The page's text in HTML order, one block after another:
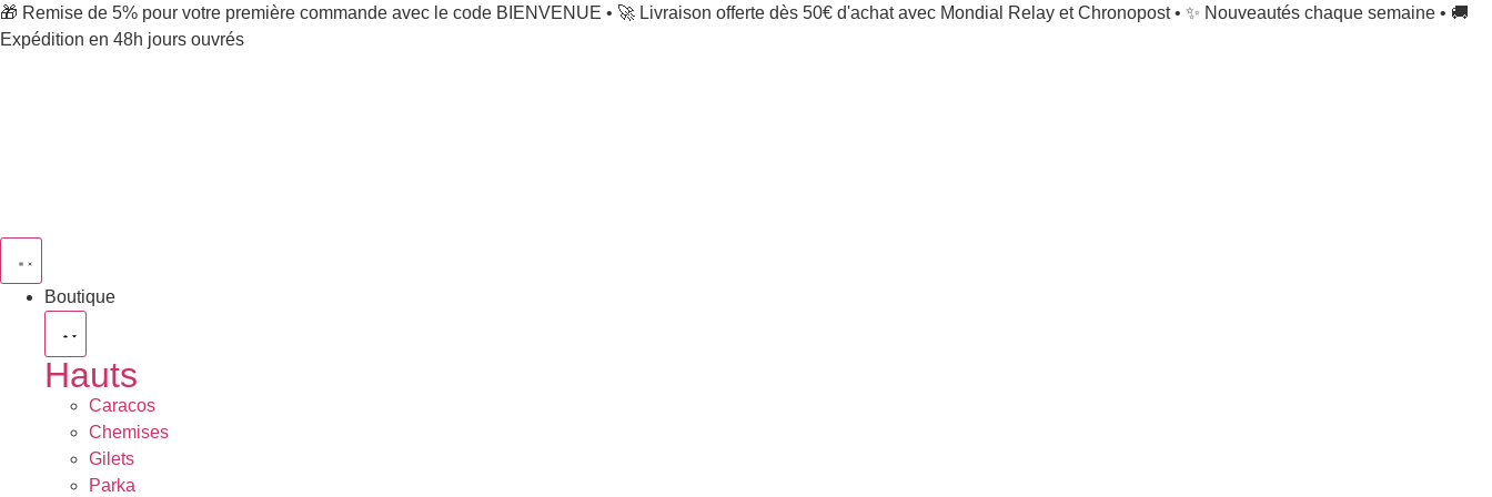
🎁 Remise de 5% pour votre première commande avec le code BIENVENUE • 🚀 Livraison offerte dès 50€ d'achat avec Mondial Relay et Chronopost • ✨ Nouveautés chaque semaine • 🚚
Expédition en 48h jours ouvrés
Boutique
Hauts
Caracos
Chemises
Gilets
Parka